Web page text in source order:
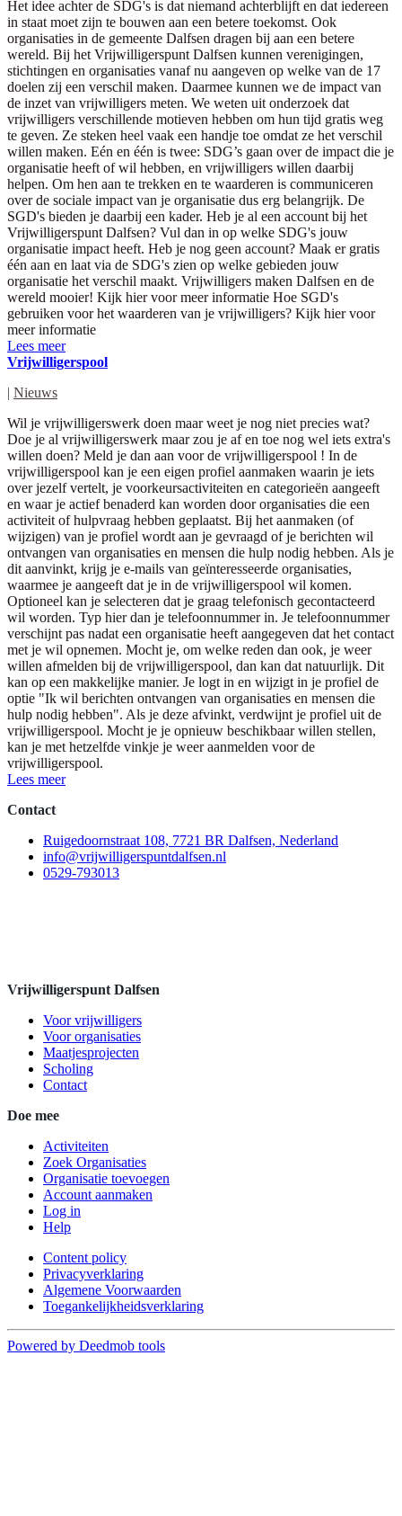
Het idee achter de SDG's is dat niemand achterblijft en dat iedereen
in staat moet zijn te bouwen aan een betere toekomst. Ook
organisaties in de gemeente Dalfsen dragen bij aan een betere
wereld. Bij het Vrijwilligerspunt Dalfsen kunnen verenigingen,
stichtingen en organisaties vanaf nu aangeven op welke van de 17
doelen zij een verschil maken. Daarmee kunnen we de impact van
de inzet van vrijwilligers meten. We weten uit onderzoek dat
vrijwilligers verschillende motieven hebben om hun tijd gratis weg
te geven. Ze steken heel vaak een handje toe omdat ze het verschil
willen maken. Eén en één is twee: SDG’s gaan over de impact die je
organisatie heeft of wil hebben, en vrijwilligers willen daarbij
helpen. Om hen aan te trekken en te waarderen is communiceren
over de sociale impact van je organisatie dus erg belangrijk. De
SGD's bieden je daarbij een kader. Heb je al een account bij het
Vrijwilligerspunt Dalfsen? Vul dan in op welke SDG's jouw
organisatie impact heeft. Heb je nog geen account? Maak er gratis
één aan en laat via de SDG's zien op welke gebieden jouw
organisatie het verschil maakt. Vrijwilligers maken Dalfsen en de
wereld mooier! Kijk hier voor meer informatie Hoe SGD's
gebruiken voor het waarderen van je vrijwilligers? Kijk hier voor
meer informatie
Lees meer
Vrijwilligerspool
| Nieuws
Wil je vrijwilligerswerk doen maar weet je nog niet precies wat?
Doe je al vrijwilligerswerk maar zou je af en toe nog wel iets extra's
willen doen? Meld je dan aan voor de vrijwilligerspool ! In de
vrijwilligerspool kan je een eigen profiel aanmaken waarin je iets
over jezelf vertelt, je voorkeursactiviteiten en categorieën aangeeft
en waar je actief benaderd kan worden door organisaties die een
activiteit of hulpvraag hebben geplaatst. Bij het aanmaken (of
wijzigen) van je profiel wordt aan je gevraagd of je berichten wil
ontvangen van organisaties en mensen die hulp nodig hebben. Als je
dit aanvinkt, krijg je e-mails van geïnteresseerde organisaties,
waarmee je aangeeft dat je in de vrijwilligerspool wil komen.
Optioneel kan je selecteren dat je graag telefonisch gecontacteerd
wil worden. Typ hier dan je telefoonnummer in. Je telefoonnummer
verschijnt pas nadat een organisatie heeft aangegeven dat het contact
met je wil opnemen. Mocht je, om welke reden dan ook, je weer
willen afmelden bij de vrijwilligerspool, dan kan dat natuurlijk. Dit
kan op een makkelijke manier. Je logt in en wijzigt in je profiel de
optie "Ik wil berichten ontvangen van organisaties en mensen die
hulp nodig hebben". Als je deze afvinkt, verdwijnt je profiel uit de
vrijwilligerspool. Mocht je je opnieuw beschikbaar willen stellen,
kan je met hetzelfde vinkje je weer aanmelden voor de
vrijwilligerspool.
Lees meer
Contact
Ruigedoornstraat 108, 7721 BR Dalfsen, Nederland
info@vrijwilligerspuntdalfsen.nl
0529-793013
Vrijwilligerspunt Dalfsen
Voor vrijwilligers
Voor organisaties
Maatjesprojecten
Scholing
Contact
Doe mee
Activiteiten
Zoek Organisaties
Organisatie toevoegen
Account aanmaken
Log in
Help
Content policy
Privacyverklaring
Algemene Voorwaarden
Toegankelijkheidsverklaring
Powered by Deedmob tools